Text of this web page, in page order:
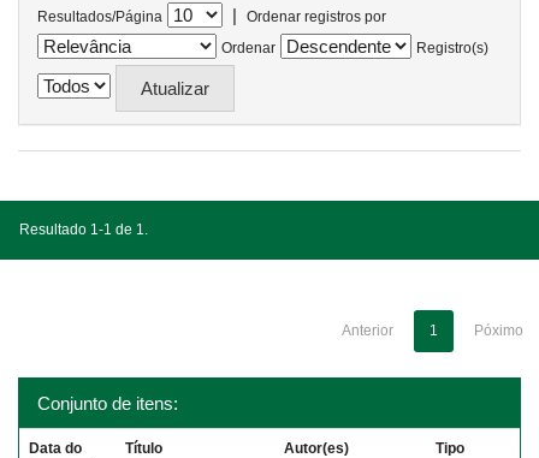
Resultados/Página |
Ordenar registros por
Ordenar
Registro(s)
Resultado 1-1 de 1.
Anterior 1 Póximo
Conjunto de itens:
Data do
Título Autor(es) Tipo